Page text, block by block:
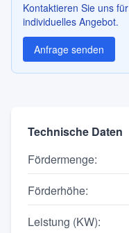
Kontaktieren Sie uns
individuelles Angebot.
Anfrage senden
Technische Daten
Fördermenge:
Förderhöhe:
Leistung (KW):